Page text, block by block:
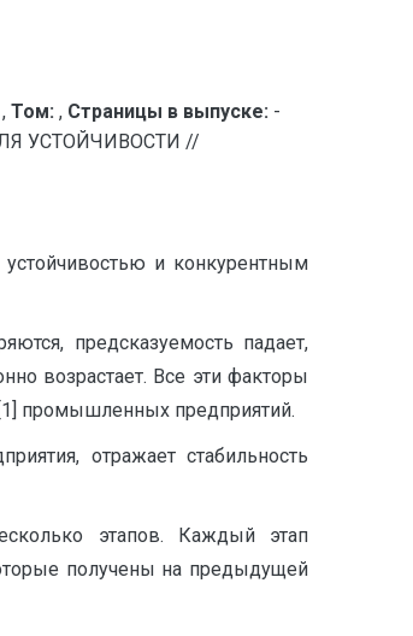
, Том: , Страницы в выпуске: -
УСТОЙЧИВОСТИ //
и конкурентным
предсказуемость падает,
возрастает. Все эти факторы
промышленных предприятий.
отражает стабильность
этапов. Каждый этап
получены на предыдущей